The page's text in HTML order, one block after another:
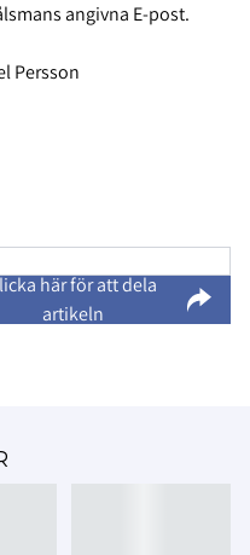
angivna E-post.
Persson
här för att dela
artikeln